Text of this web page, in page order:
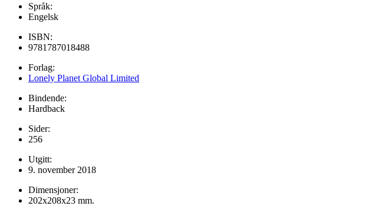
Språk:
Engelsk
ISBN:
9781787018488
Forlag:
Lonely Planet Global Limited
Bindende:
Hardback
Sider:
256
Utgitt:
9. november 2018
Dimensjoner:
202x208x23 mm.